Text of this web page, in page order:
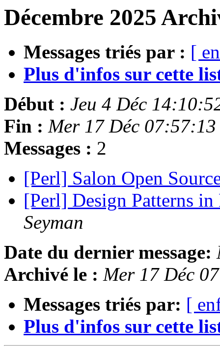
Décembre 2025
Messages triés par : [
Plus d'infos sur cette
Début : Jeu 4 Déc
Fin : Mer 17 Déc
Messages : 2
[Perl] Salon Open
[Perl] Design Patterns
Seyman
Date du dernier message:
Archivé le : Mer 17 Déc
Messages triés par: [
Plus d'infos sur cette